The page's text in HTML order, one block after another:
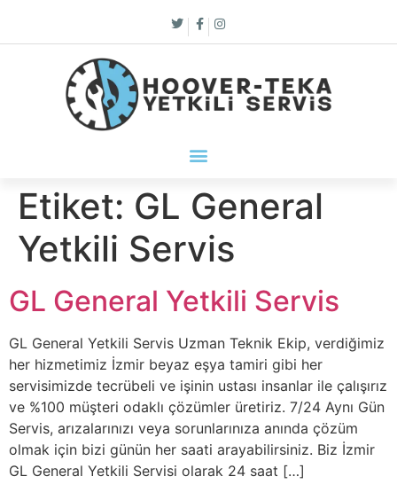
Etiket: GL General
Yetkili Servis
GL General Yetkili Servis
GL General Yetkili Servis Uzman Teknik Ekip, verdiğimiz
her hizmetimiz İzmir beyaz eşya tamiri gibi her
servisimizde tecrübeli ve işinin ustası insanlar ile çalışırız
ve %100 müşteri odaklı çözümler üretiriz. 7/24 Aynı Gün
Servis, arızalarınızı veya sorunlarınıza anında çözüm
olmak için bizi günün her saati arayabilirsiniz. Biz İzmir
GL General Yetkili Servisi olarak 24 saat […]